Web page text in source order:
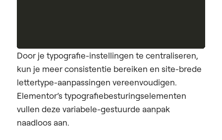
Door je typografie-instellingen te centraliseren,
kun je meer consistentie bereiken en site-brede
lettertype-aanpassingen vereenvoudigen.
Elementor’s typografiebesturingselementen
vullen deze variabele-gestuurde aanpak
naadloos aan.